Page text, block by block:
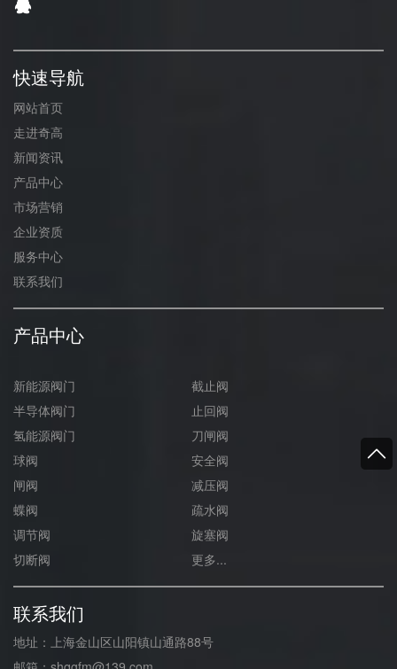
快速导航
网站首页
走进奇高
新闻资讯
产品中心
市场营销
企业资质
服务中心
联系我们
产品中心
新能源阀门
半导体阀门
氢能源阀门
球阀
闸阀
蝶阀
调节阀
切断阀
截止阀
止回阀
刀闸阀
安全阀
减压阀
疏水阀
旋塞阀
更多...
联系我们
地址：上海金山区山阳镇山通路88号